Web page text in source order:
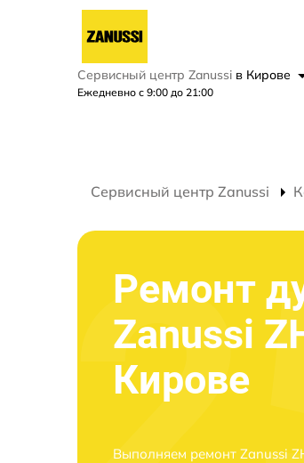
Сервисный центр Zanussi в Кирове
Ежедневно с 9:00 до 21:00
Сервисный центр Zanussi
Ремонт
Zanussi
Кирове
Выполняем ремонт Zanussi